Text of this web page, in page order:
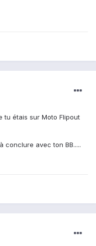
tu étais sur Moto Flipout
avec ton BB.....